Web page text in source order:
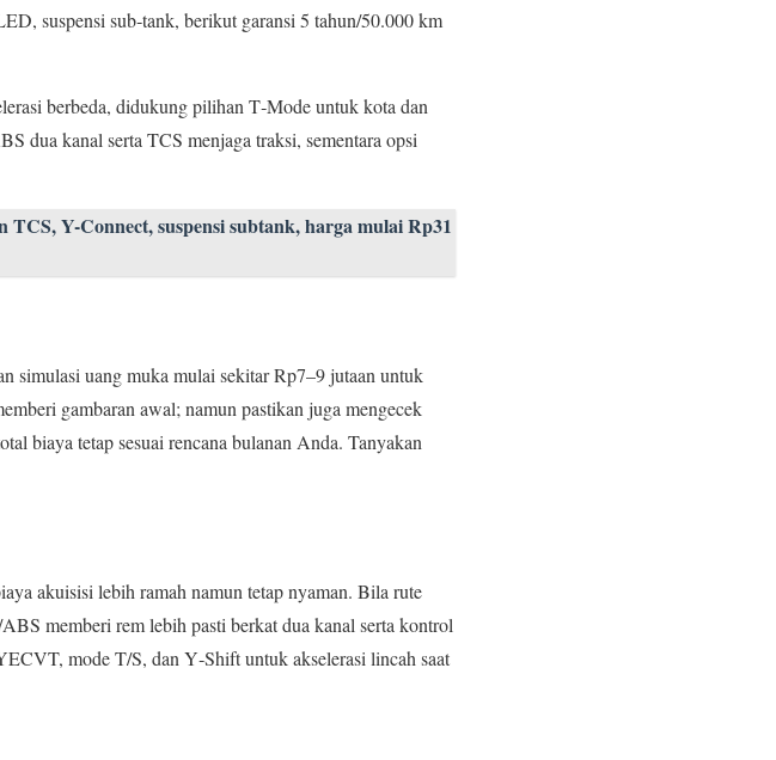
suspensi sub‑tank, berikut garansi 5 tahun/50.000 km
berbeda, didukung pilihan T‑Mode untuk kota dan
dua kanal serta TCS menjaga traksi, sementara opsi
TCS, Y-Connect, suspensi subtank, harga mulai Rp31
simulasi uang muka mulai sekitar Rp7–9 jutaan untuk
gambaran awal; namun pastikan juga mengecek
biaya tetap sesuai rencana bulanan Anda. Tanyakan
akuisisi lebih ramah namun tetap nyaman. Bila rute
memberi rem lebih pasti berkat dua kanal serta kontrol
mode T/S, dan Y‑Shift untuk akselerasi lincah saat